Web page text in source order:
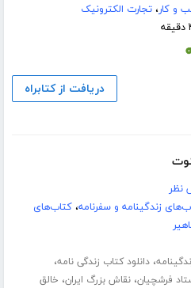
و کار،تجارت الکترونیک
دریافت از کتابراه
نظر
زندگینامه و سفرنامه،کتاب‌های
،دانلود کتاب زندگی نامه،
فرشچیان،نقاش بزرگ ایران، خالق